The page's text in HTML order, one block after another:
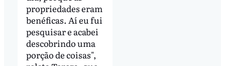
propriedades eram
benéficas. Aí eu fui
pesquisar e acabei
descobrindo uma
porção de coisas",